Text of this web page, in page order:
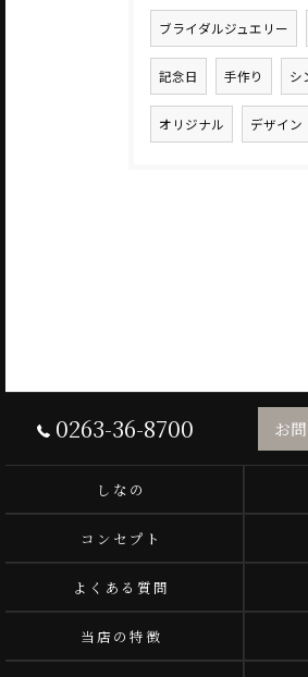
ブライダルジュエリー
記念日 手作り シ
オリジナル デザイン
0263-36-8700 お
しなの
コンセプト
よくある質問
当店の特徴